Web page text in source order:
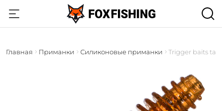
Главная Приманки Силиконовые приманки Trigger baits